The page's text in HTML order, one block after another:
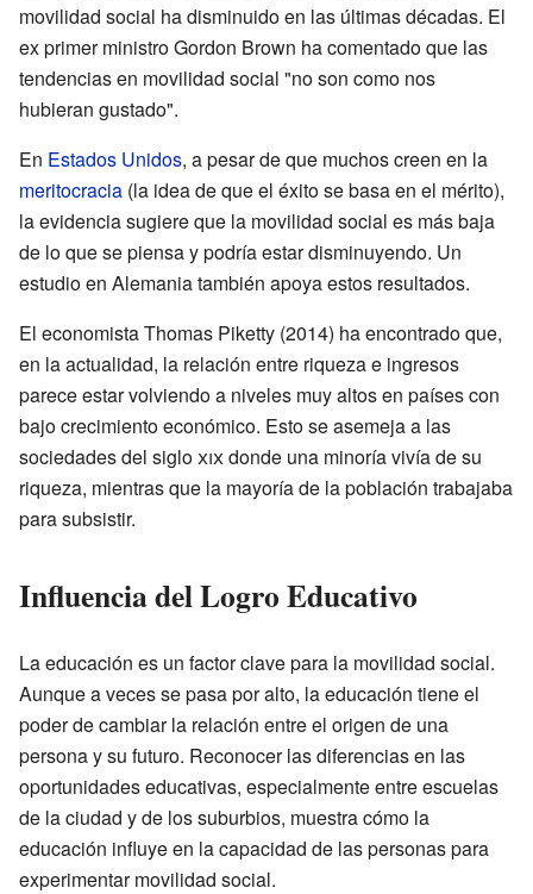
movilidad social ha disminuido en las últimas décadas. El
ex primer ministro Gordon Brown ha comentado que las
tendencias en movilidad social "no son como nos
hubieran gustado".
En Estados Unidos, a pesar de que muchos creen en la
meritocracia (la idea de que el éxito se basa en el mérito),
la evidencia sugiere que la movilidad social es más baja
de lo que se piensa y podría estar disminuyendo. Un
estudio en Alemania también apoya estos resultados.
El economista Thomas Piketty (2014) ha encontrado que,
en la actualidad, la relación entre riqueza e ingresos
parece estar volviendo a niveles muy altos en países con
bajo crecimiento económico. Esto se asemeja a las
sociedades del sigloxix donde una minoría vivía de su
riqueza, mientras que la mayoría de la población trabajaba
para subsistir.
Influencia del Logro Educativo
La educación es un factor clave para la movilidad social.
Aunque a veces se pasa por alto, la educación tiene el
poder de cambiar la relación entre el origen de una
persona y su futuro. Reconocer las diferencias en las
oportunidades educativas, especialmente entre escuelas
de la ciudad y de los suburbios, muestra cómo la
educación influye en la capacidad de las personas para
experimentar movilidad social.